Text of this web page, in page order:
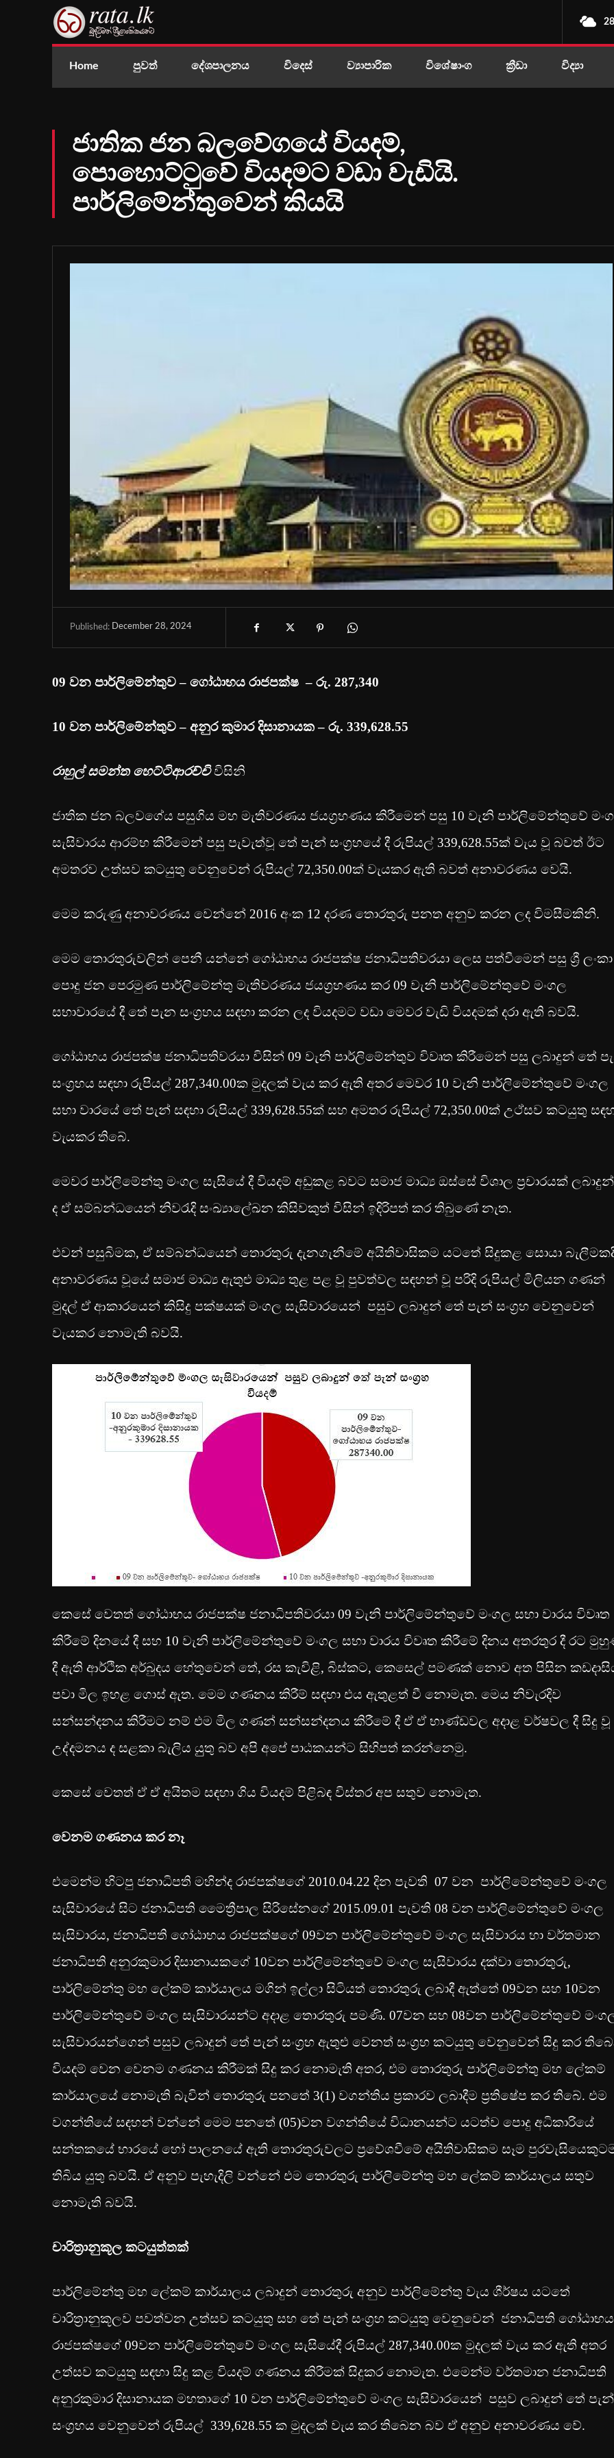
Home පුවත් දේශපාලනය විදෙස් ව්‍යාපාරික විශේෂාංග ක්‍රීඩා විද්‍යා
ජාතික ජන බලවේගයේ වියදම්,
පොහොට්ටුවේ වියදමට වඩා වැඩියි.
පාර්ලිමේන්තුවෙන් කියයි
Published: December 28, 2024
09 වන පාර්ලිමේන්තුව – ගෝඨාභය රාජපක්ෂ – රු. 287,340
10 වන පාර්ලිමේන්තුව – අනුර කුමාර දිසානායක – රු. 339,628.55
රාහුල් සමන්ත හෙට්ටිආරච්චිවිසිනි
ජාතික ජන බලවගේය පසුගිය මහ මැතිවරණය ජයග්‍රහණය කිරීමෙන් පසු 10 වැනි පාර්ලිමේන්තුවේ
සැසිවාරය ආරම්භ කිරීමෙන් පසු පැවැත්වූ තේ පැන් සංග්‍රහයේ දී රුපියල් 339,628.55ක් වැය වූ බවත් ඊට
අමතරව උත්සව කටයුතු වෙනුවෙන් රුපියල් 72,350.00ක් වැයකර ඇති බවත් අනාවරණය වෙයි.
මෙම කරුණු අනාවරණය වෙන්නේ 2016 අංක 12 දරණ තොරතුරු පනත අනුව කරන ලද විමසීමකිනි.
මෙම තොරතුරුවලින් පෙනී යන්නේ ගෝඨාභය රාජපක්ෂ ජනාධිපතිවරයා ලෙස පත්වීමෙන් පසු ශ්‍රී ලංකා
පොදු ජන පෙරමුණ පාර්ලිමේන්තු මැතිවරණය ජයග්‍රහණය කර 09 වැනි පාර්ලිමේන්තුවේ මංගල
සභාවාරයේ දී තේ පැන සංග්‍රහය සඳහා කරන ලද වියදමට වඩ‍ා මෙවර වැඩි වියදමක් දරා ඇති බවයි.
ගෝඨාභය රාජපක්ෂ ජනාධිපතිවරයා විසින් 09 වැනි පාර්ලිමේන්තුව විවෘත කිරීමෙන් පසු ලබාදුන් තේ
සංග්‍රහය සඳහා රුපියල් 287,340.00ක මුදලක් වැය කර ඇති අතර මෙවර 10 වැනි පාර්ලිමේන්තුවේ මංගල
සභා වාරයේ තේ පැන් සඳහා රුපියල් 339,628.55ක් සහ අමතර රුපියල් 72,350.00ක් උථ්සව කටයුතු
වැයකර තිබේ.
මෙවර පාර්ලිමේන්තු මංගල සැසියේ දී වියදම් අඩුකළ බවට සමාජ මාධ්‍ය ඔස්සේ විශාල ප්‍රචාරයක්
ද ඒ සම්බන්ධයෙන් නිවරැදි සංඛ්‍යාලේඛන කිසිවකුත් විසින් ඉදිරිපත් කර තිබුණේ නැත.
එවන් පසුබිමක, ඒ සම්බන්ධයෙන් තොරතුරු දැනගැනීමේ අයිතිවාසිකම යටතේ සිදුකළ සොයා
අනාවරණය වූයේ සමාජ මාධ්‍ය ඇතුළු මාධ්‍ය තුළ පළ වූ පුවත්වල සඳහන් වූ පරිදි රුපියල් මිලියන ගණන්
මුදල් ඒ ආකාරයෙන් කිසිදු පක්ෂයක් මංගල සැසිවාරයෙන් පසුව ලබාදුන් තේ පැන් සංග්‍රහ වෙනුවෙන්
වැයකර නොමැති බවයි.
කෙසේ වෙතත් ගෝඨාභය රාජපක්ෂ ජනාධිපතිවරයා 09 වැනි පාර්ලිමේන්තුවේ මංගල සභා වාරය විවෘත
කිරීමේ දිනයේ දී සහ 10 වැනි පාර්ලිමේන්තුවේ මංගල සභා වාරය විවෘත කිරීමේ දිනය අතරතුර දී රට
දී ඇති ආර්ථික අර්බුදය හේතුවෙන් තේ, රස කැවිළි, බිස්කට, කෙසෙල් පමණක් නොව අත පිසින
පවා මිල ඉහළ ගොස් ඇත. මෙම ගණනය කිරීම් සඳහා එය ඇතුළත් වී නොමැත. මෙය නිවැරදිව
සන්සන්දනය කිරීමට නම් එම මිල ගණන් සන්සන්දනය කිරීමේ දී ඒ ඒ භාණ්ඩවල අදාළ වර්ෂවල දී සිදු වූ
උද්දමනය ද සළකා බැලිය යුුතු බව අපි අපේ පාඨකයන්ට සිහිපත් කරන්නෙමු.
කෙසේ වෙතත් ‍ඒ ඒ අයිතම සඳහා ගිය වියදම් පිළිබඳ විස්තර අප සතුව නොමැත.
වෙනම ගණනය කර නෑ
එමෙන්ම හිටපු ජනාධිපති මහින්ද රාජපක්ෂගේ 2010.04.22 දින පැවති 07 වන පාර්ලිමේන්තුවේ මංගල
සැසිවාරයේ සිට ජනාධිපති මෛත්‍රීපාල සිරිසේනගේ 2015.09.01 පැවති 08 වන පාර්ලිමේන්තුවේ මංගල
සැසිවාරය, ජනාධිපති ගෝඨාභය රාජපක්ෂගේ 09වන පාර්ලිමේන්තුවේ මංගල සැසිවාරය හා වර්තමාන
ජනාධිපති අනුරකුමාර දිසානායකගේ 10වන පාර්ලිමේන්තුවේ මංගල සැසිවාරය දක්වා තොරතුරු,
පාර්ලිමේන්තු මහ ලේකම් කාර්යාලය මගින් ඉල්ලා සිටියත් තොරතුරු ලබාදී ඇත්තේ 09වන සහ 10වන
පාර්ලිමේන්තුවේ මංගල සැසිවාරයන්ට අදාළ තොරතුරු පමණි. 07වන සහ 08වන පාර්ලිමේන්තුවේ
සැසිවාරයන්ගෙන් පසුව ලබාදුන් තේ පැන් සංග්‍රහ ඇතුළු වෙනත් සංග්‍රහ කටයුතු වෙනුවෙන් සිදු කර
වියදම් වෙන වෙනම ගණනය කිරීමක් සිදු කර නොමැති අතර, එම තොරතුරු පාර්ලිමේන්තු මහ ලේකම්
කාර්යාලයේ නොමැති බැවින් තොරතුරු පනතේ 3(1) වගන්තිය ප්‍රකාරව ලබාදීම ප්‍රතිෂේප කර තිබේ. එම
වගන්තියේ සඳහන් වන්නේ මෙම පනතේ (05)වන වගන්තියේ විධානයන්ට යටත්ව පොදු අධිකාරියේ
සන්තකයේ භාරයේ හෝ පාලනයේ ඇති තොරතුරුවලට ප්‍රවේශවීමේ අයිතිවාසිකම සෑම
තිබිය යුතු බවයි. ඒ අනුව පැහැදිලි වන්නේ එම තොරතුරු පාර්ලිමේන්තු මහ ලේකම් කාර්යාලය සතුව
නොමැති බවයි.
චාරිත්‍රානුකූල කටයුත්තක්
පාර්ලිමේන්තු මහ ලේකම් කාර්යාලය ලබාදුන් තොරතුරු අනුව පාර්ලිමේන්තු වැය ශීර්ෂය යටතේ
චාරිත්‍රානුකූලව පවත්වන උත්සව කටයුතු සහ තේ පැන් සංග්‍රහ කටයුතු වෙනුවෙන් ජනාධිපති ගෝඨාභය
රාජපක්ෂගේ 09වන පාර්ලිමේන්තුවේ මංගල සැසියේදී රුපියල් 287,340.00ක මුදලක් වැය කර ඇති අතර
උත්සව කටයුතු සඳහා සිදු කළ වියදම් ගණනය කිරීමක් සිදුකර නොමැත. එමෙන්ම වර්තමාන ජනාධිපති
අනුරකුමාර දිසානායක මහතාගේ 10 වන පාර්ලිමේන්තුවේ මංගල සැසිවාරයෙන් පසුව ලබාදුන් තේ පැන්
සංග්‍රහය වෙනුවෙන් රුපියල් 339,628.55 ක මුදලක් වැය කර තිබෙන බව ඒ අනුව අනාවරණය වේ.